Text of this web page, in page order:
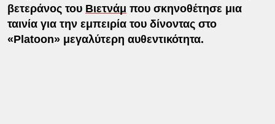
βετεράνος του Βιετνάμ που σκηνοθέτησε μια
ταινία για την εμπειρία του δίνοντας στο
«Platoon» μεγαλύτερη αυθεντικότητα.